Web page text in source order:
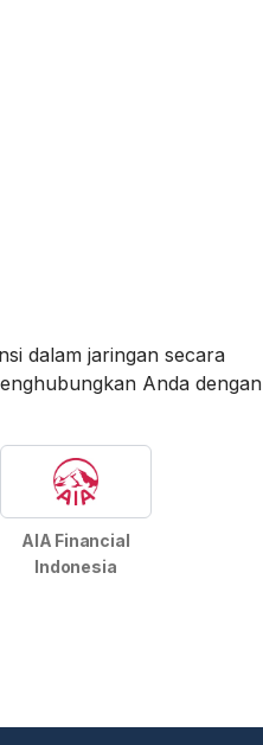
dalam jaringan secara
Anda dengan
AIA Financial
Indonesia